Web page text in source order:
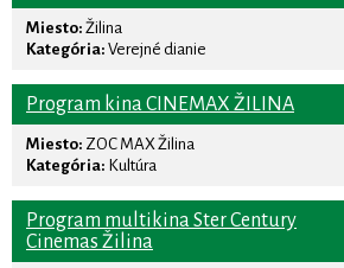
Miesto: Žilina
Kategória: Verejné dianie
Program kina CINEMAX ŽILINA
Miesto: ZOC MAX Žilina
Kategória: Kultúra
Program multikina Ster Century
Cinemas Žilina